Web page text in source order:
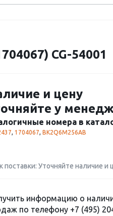
CG-54001
и цену
у
номера в
, 1704067, BK2Q6M256AB
поставки: Уточняйте наличие и
информацию о
по телефону +7 (495)